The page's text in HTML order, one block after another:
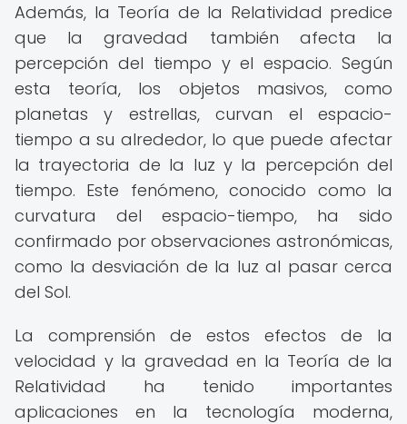
Además, la Teoría de la Relatividad predice
que la gravedad también afecta la
percepción del tiempo y el espacio. Según
esta teoría, los objetos masivos, como
planetas y estrellas, curvan el espacio-
tiempo a su alrededor, lo que puede afectar
la trayectoria de la luz y la percepción del
tiempo. Este fenómeno, conocido como la
curvatura del espacio-tiempo, ha sido
confirmado por observaciones astronómicas,
como la desviación de la luz al pasar cerca
del Sol.
La comprensión de estos efectos de la
velocidad y la gravedad en la Teoría de la
Relatividad ha tenido importantes
aplicaciones en la tecnología moderna,